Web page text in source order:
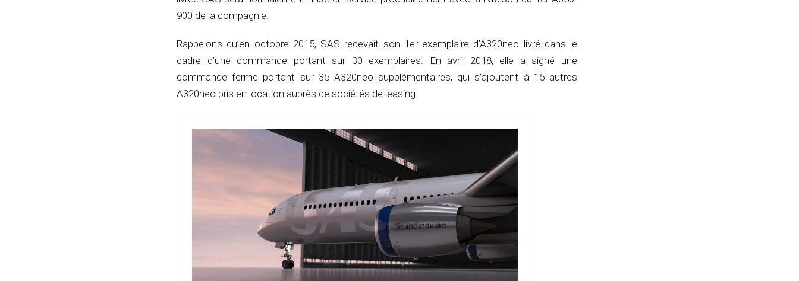
900 de la compagnie.
Rappelons qu’en octobre 2015, SAS recevait son 1er exemplaire d’A320neo livré dans le
cadre d’une commande portant sur 30 exemplaires. En avril 2018, elle a signé une
commande ferme portant sur 35 A320neo supplémentaires, qui s’ajoutent à 15 autres
A320neo pris en location auprès de sociétés de leasing.